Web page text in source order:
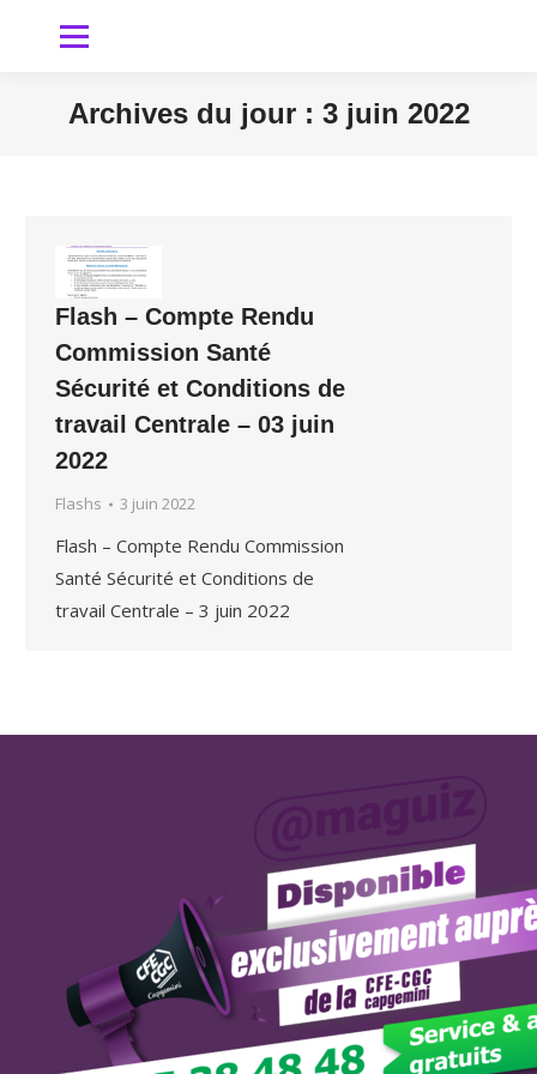
Archives du jour : 3 juin 2022
Flash – Compte Rendu
Commission Santé
Sécurité et Conditions de
travail Centrale – 03 juin
2022
Flashs 3 juin 2022
Flash – Compte Rendu Commission
Santé Sécurité et Conditions de
travail Centrale – 3 juin 2022